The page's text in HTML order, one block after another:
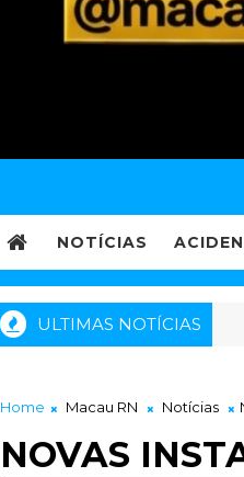
NOTÍCIAS
ULTIMAS NOTÍCIAS
Home Macau RN Notícias
NOVAS